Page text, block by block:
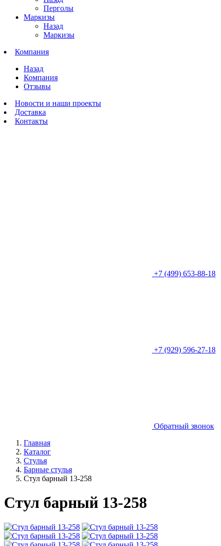
Перголы
Маркизы
Назад
Маркизы
Компания
Назад
Компания
Отзывы
Новости и наши проекты
Доставка
Контакты
+7 (499) 653-88-18
+7 (929) 596-27-18
Обратный звонок
Главная
Каталог
Стулья
Барные стулья
Стул барный 13-258
Стул барный 13-258